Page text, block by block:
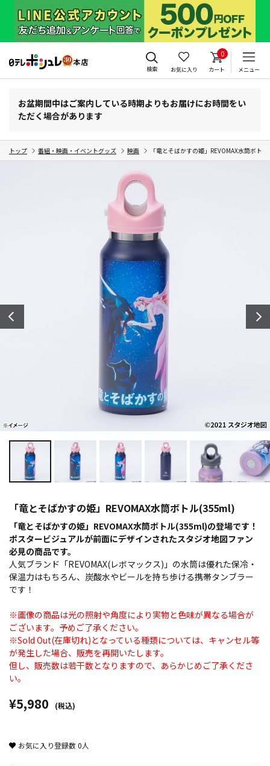
検索 お気に入り
0
カート メニュー
お盆期間中はご案内している時期よりもお届けにお時間をい
ただく場合があります
トップ 番組・映画・イベントグッズ 映画 「竜とそばかすの姫」REVOMAX水筒ボト
「竜とそばかすの姫」REVOMAX水筒ボトル(355ml)
「竜とそばかすの姫」REVOMAX水筒ボトル(355ml)の登場です！
ポスタービジュアルが前面にデザインされたスタジオ地図ファン
必見の商品です。
人気ブランド「REVOMAX(レボマックス)」の水筒は優れた保冷・
保温力はもちろん、炭酸水やビールを持ち歩ける携帯タンブラー
です！
※画像の商品は光の照射や角度により実物と色味が異なる場合が
ございます。予めご了承ください。
※Sold Out(在庫切れ)となっている種類については、キャンセル等
が発生した場合、販売を再開いたします。
但し、販売数は若干数となりますので、あらかじめご了承くださ
い。
¥5,980 (税込)
お気に入り登録数0人